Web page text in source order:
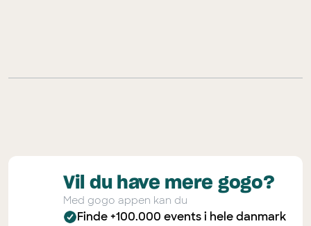
Vil du have mere gogo?
Med gogo appen kan du
Finde +100.000 events i hele danmark